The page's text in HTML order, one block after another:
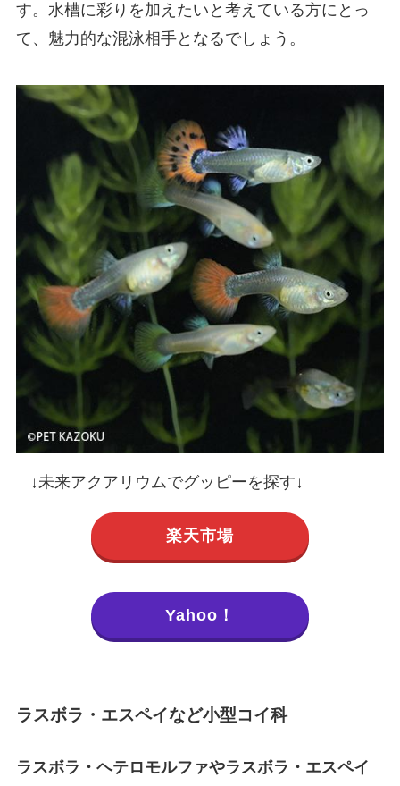
す。水槽に彩りを加えたいと考えている方にとっ
て、魅力的な混泳相手となるでしょう。
↓未来アクアリウムでグッピーを探す↓
楽天市場
Yahoo！
ラスボラ・エスペイなど小型コイ科
ラスボラ・ヘテロモルファやラスボラ・エスペイ